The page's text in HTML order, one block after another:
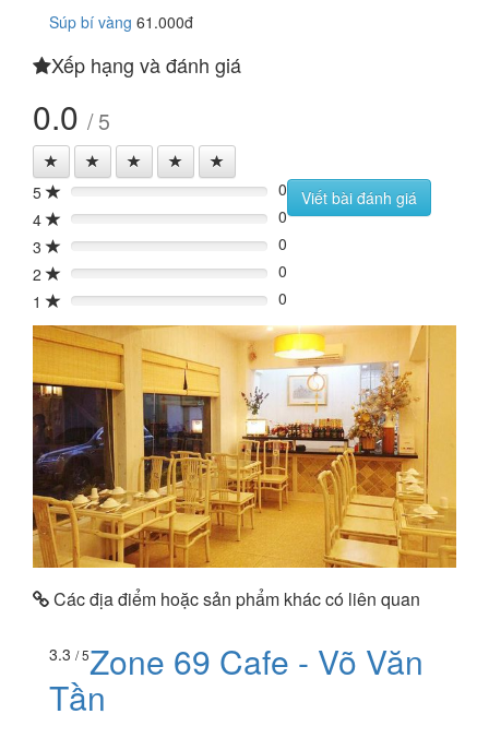
Súp bí vàng 61.000đ
Xếp hạng và đánh giá
0.0 / 5
5 0%
0
4
0%
0
3
0%
0
2
0%
0
1
0% 0
Viết bài đánh giá
Các địa điểm hoặc sản phẩm khác có liên quan
3.3 / 5Zone 69 Cafe - Võ Văn
Tần